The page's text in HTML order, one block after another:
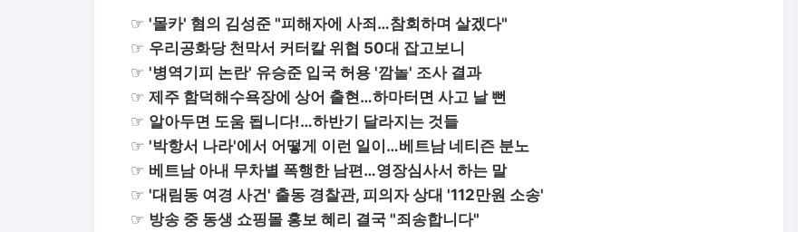
☞ '몰카' 혐의 김성준 "피해자에 사죄…참회하며 살겠다"
☞ 우리공화당 천막서 커터칼 위협 50대 잡고보니
☞ '병역기피 논란' 유승준 입국 허용 '깜놀' 조사 결과
☞ 제주 함덕해수욕장에 상어 출현…하마터면 사고 날 뻔
☞ 알아두면 도움 됩니다!…하반기 달라지는 것들
☞ '박항서 나라'에서 어떻게 이런 일이…베트남 네티즌 분노
☞ 베트남 아내 무차별 폭행한 남편…영장심사서 하는 말
☞ '대림동 여경 사건' 출동 경찰관, 피의자 상대 '112만원 소송'
☞ 방송 중 동생 쇼핑몰 홍보 혜리 결국 "죄송합니다"